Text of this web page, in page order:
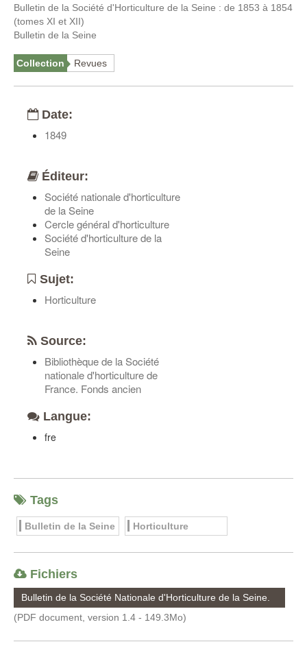
Bulletin de la Société d'Horticulture de la Seine : de 1853 à 1854
(tomes XI et XII)
Bulletin de la Seine
Collection Revues
Date:
1849
Éditeur:
Société nationale d'horticulture
de la Seine
Cercle général d'horticulture
Société d'horticulture de la
Seine
Sujet:
Horticulture
Source:
Bibliothèque de la Société
nationale d'horticulture de
France. Fonds ancien
Langue:
fre
Tags
Bulletin de la Seine Horticulture
Fichiers
Bulletin de la Société Nationale d'Horticulture de la Seine.
1849-1850
(PDF document, version 1.4 - 149.3Mo)